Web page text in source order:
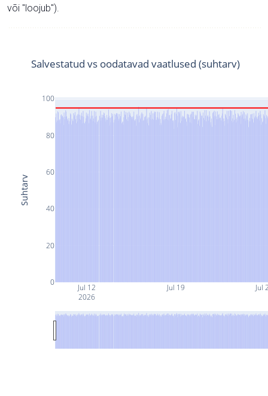
või "loojub").
Jul 12
2026
Jul 19 Jul
0
20
40
60
80
100
Salvestatud vs oodatavad vaatlused (suhtarv)
Suhtarv